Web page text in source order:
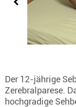
Der 12-jährige
Zerebralparese.
hochgradige